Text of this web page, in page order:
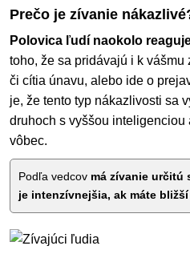
Prečo je zívanie
Polovica ľudí naokolo
toho, že sa pridávajú i k vášmu
či cítia únavu, alebo ide o
je, že tento typ nákazlivosti sa
druhoch s vyššou inteligenciou
vôbec.
Podľa vedcov má zívanie určitú
je intenzívnejšia, ak máte